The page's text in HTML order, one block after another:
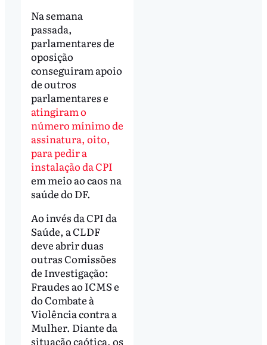
Na semana
passada,
parlamentares de
oposição
conseguiram apoio
de outros
parlamentares e
atingiram o
número mínimo de
assinatura, oito,
para pedir a
instalação da CPI
em meio ao caos na
saúde do DF.
Ao invés da CPI da
Saúde, a CLDF
deve abrir duas
outras Comissões
de Investigação:
Fraudes ao ICMS e
do Combate à
Violência contra a
Mulher. Diante da
situação caótica, os